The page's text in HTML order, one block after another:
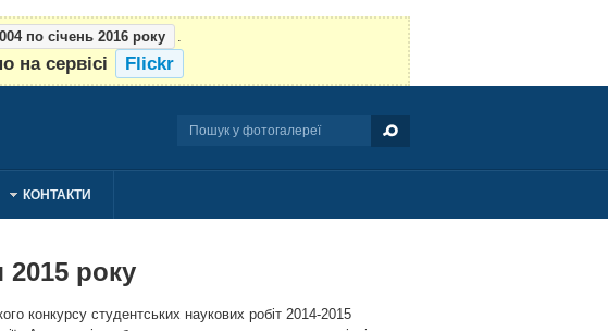
по січень 2016 року .
на сервісі Flickr
КОНТАКТИ
2015 року
конкурсу студентських наукових робіт 2014-2015